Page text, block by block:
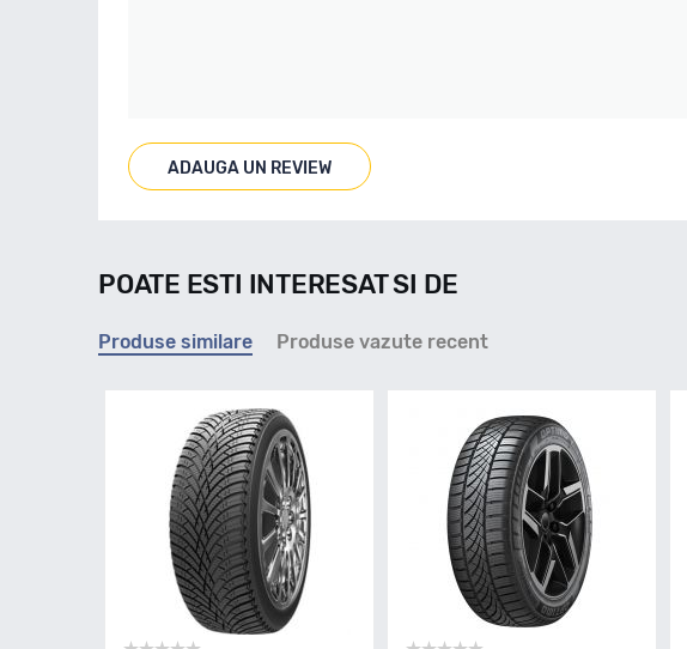
ADAUGA UN REVIEW
POATE ESTI INTERESAT SI DE
Produse similare Produse vazute recent